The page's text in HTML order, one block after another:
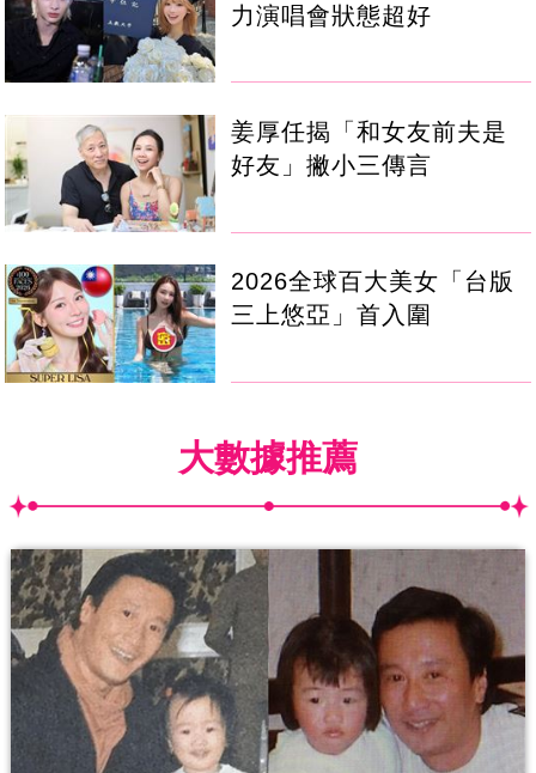
力演唱會狀態超好
姜厚任揭「和女友前夫是
好友」撇小三傳言
2026全球百大美女「台版
三上悠亞」首入圍
大數據推薦